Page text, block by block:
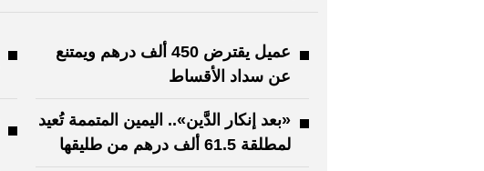
عميل يقترض 450 ألف درهم ويمتنع
عن سداد الأقساط
«بعد إنكار الدَّين».. اليمين المتممة تُعيد
لمطلقة 61.5 ألف درهم من طليقها